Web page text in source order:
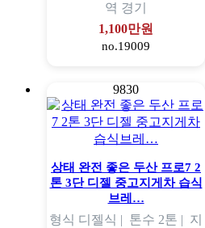
역 경기
1,100만원
no.19009
9830
상태 완전 좋은 두산 프로7 2
톤 3단 디젤 중고지게차 습식
브레…
형식 디젤식 | 톤수 2톤 | 지